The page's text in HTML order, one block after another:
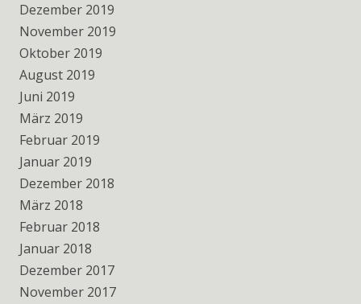
Dezember 2019
November 2019
Oktober 2019
August 2019
Juni 2019
März 2019
Februar 2019
Januar 2019
Dezember 2018
März 2018
Februar 2018
Januar 2018
Dezember 2017
November 2017